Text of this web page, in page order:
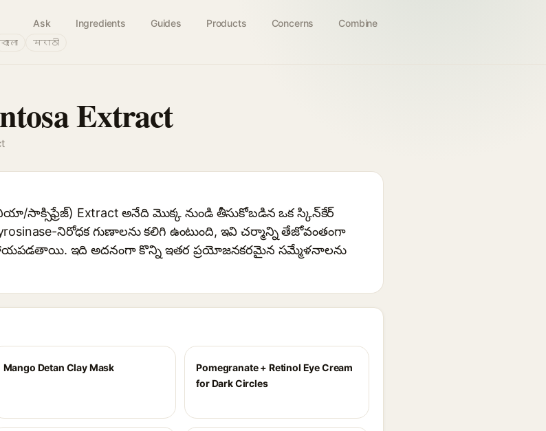
Ask Ingredients Guides Products Concerns Combine
বাংলা मराठी
Extract
సాక్సిఫ్రేజ్) Extract అనేది మొక్క నుండి తీసుకోబడిన ఒక స్కిన్‌కేర్
నిరోధక గుణాలను కలిగి ఉంటుంది, ఇవి చర్మాన్ని తేజోవంతంగా
ఇది అదనంగా కొన్ని ఇతర ప్రయోజనకరమైన సమ్మేళనాలను
Mango Detan Clay Mask
Pomegranate + Retinol Eye Cream
for Dark Circles